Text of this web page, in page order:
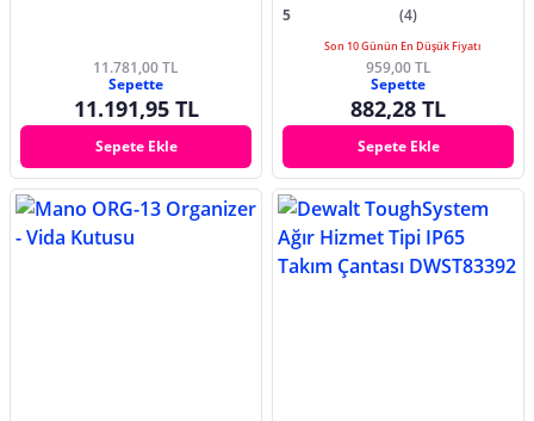
11.781,00 TL
Sepette
11.191,95 TL
Sepete Ekle
5
(4)
Son 10 Günün En Düşük Fiyatı
959,00 TL
Sepette
882,28 TL
Sepete Ekle